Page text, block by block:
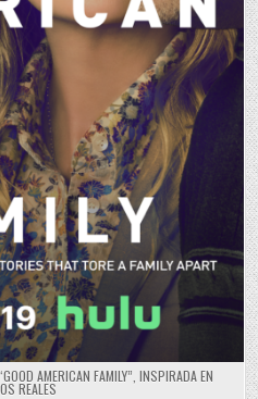
AMERICAN FAMILY”, INSPIRADA EN
REALES